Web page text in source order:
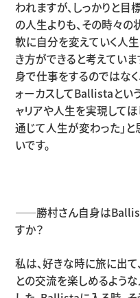
われますが、しっかりと目
の人生よりも、その時々
軟に自分を変えていく人
き方ができると考えてい
身で仕事をするのではな
ォーカスしてBallistaとい
ャリアや人生を実現して
通じて人生が変わった」
いです。
——勝村さん自身は
すか？
私は、好きな時に旅に出
との交流を楽しめるよう